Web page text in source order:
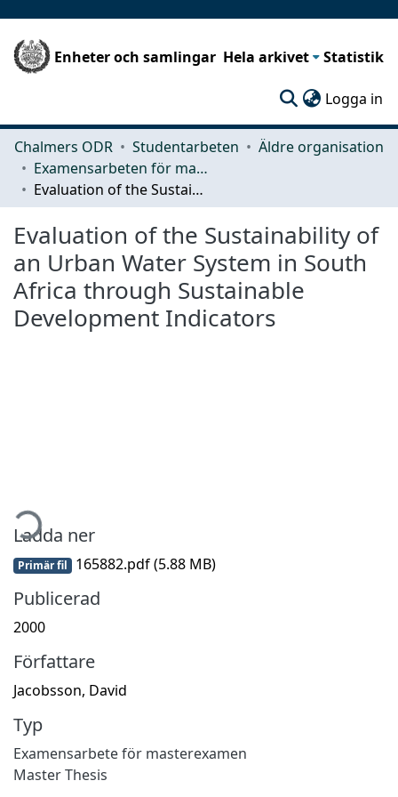
Enheter och samlingar Hela arkivet Statistik
Logga in
Chalmers ODR Studentarbeten
Äldre organisation
Examensarbeten för masterexamen
Evaluation of the Sustainability of an Urban Water System in South Africa through Sustainable Development Indicators
Evaluation of the Sustainability of
an Urban Water System in South
Africa through Sustainable
Development Indicators
Ladda ner
Primär fil 165882.pdf(5.88 MB)
Publicerad
2000
Författare
Jacobsson, David
Typ
Examensarbete för masterexamen
Master Thesis